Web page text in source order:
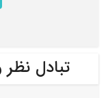
تبادل